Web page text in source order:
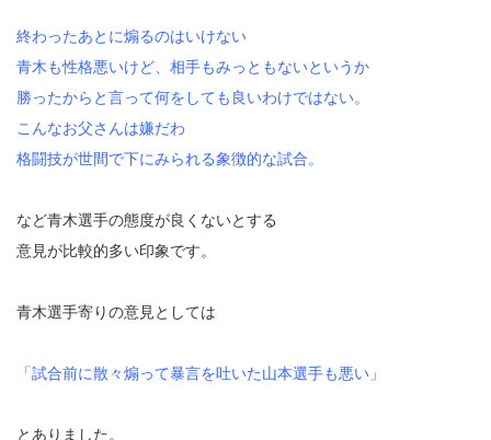
終わったあとに煽るのはいけない
青木も性格悪いけど、相手もみっともないというか
勝ったからと言って何をしても良いわけではない。
こんなお父さんは嫌だわ
格闘技が世間で下にみられる象徴的な試合。
など青木選手の態度が良くないとする
意見が比較的多い印象です。
青木選手寄りの意見としては
「試合前に散々煽って暴言を吐いた山本選手も悪い」
とありました。